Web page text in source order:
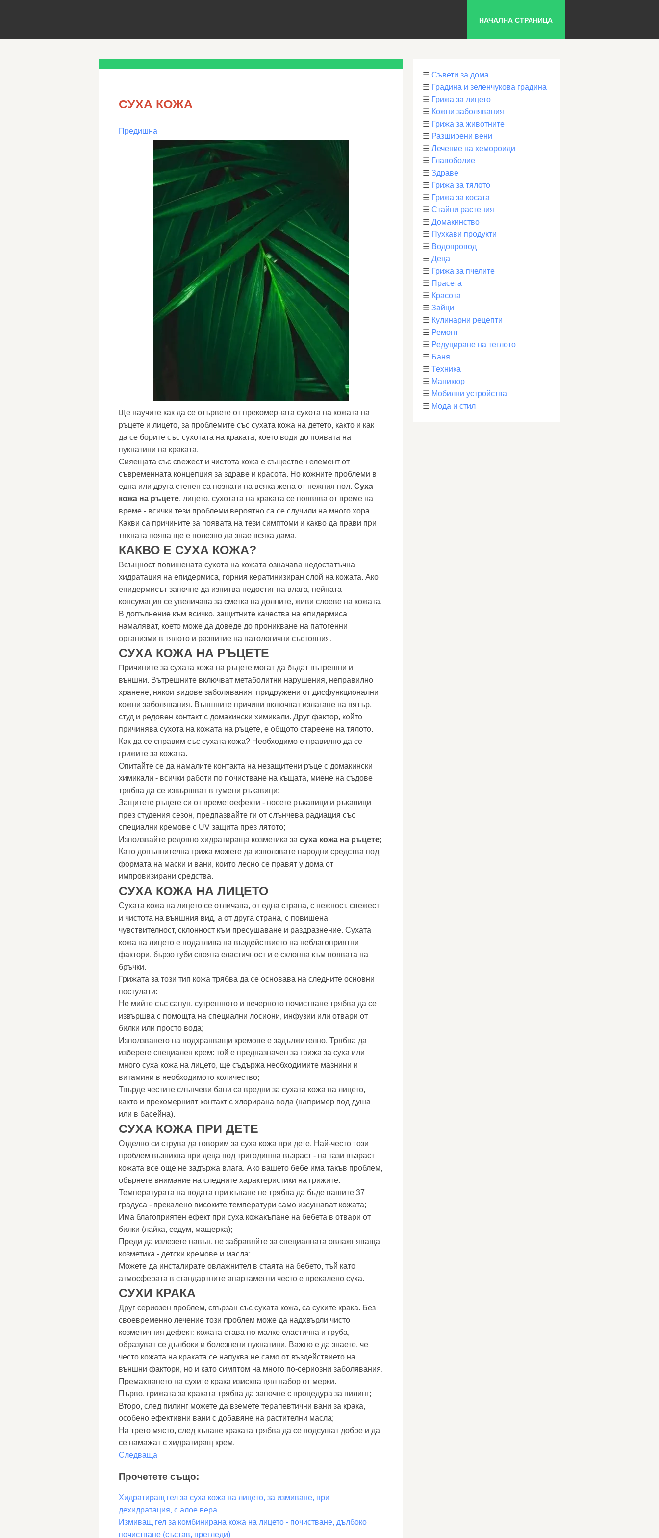
НАЧАЛНА СТРАНИЦА
СУХА КОЖА
Предишна
Ще научите как да се отървете от прекомерната сухота на кожата на
ръцете и лицето, за проблемите със сухата кожа на детето, както и как
да се борите със сухотата на краката, което води до появата на
пукнатини на краката.
Сияещата със свежест и чистота кожа е съществен елемент от
съвременната концепция за здраве и красота. Но кожните проблеми в
една или друга степен са познати на всяка жена от нежния пол. Суха
кожа на ръцете, лицето, сухотата на краката се появява от време на
време - всички тези проблеми вероятно са се случили на много хора.
Какви са причините за появата на тези симптоми и какво да прави при
тяхната поява ще е полезно да знае всяка дама.
КАКВО Е СУХА КОЖА?
Всъщност повишената сухота на кожата означава недостатъчна
хидратация на епидермиса, горния кератинизиран слой на кожата. Ако
епидермисът започне да изпитва недостиг на влага, нейната
консумация се увеличава за сметка на долните, живи слоеве на кожата.
В допълнение към всичко, защитните качества на епидермиса
намаляват, което може да доведе до проникване на патогенни
организми в тялото и развитие на патологични състояния.
СУХА КОЖА НА РЪЦЕТЕ
Причините за сухата кожа на ръцете могат да бъдат вътрешни и
външни. Вътрешните включват метаболитни нарушения, неправилно
хранене, някои видове заболявания, придружени от дисфункционални
кожни заболявания. Външните причини включват излагане на вятър,
студ и редовен контакт с домакински химикали. Друг фактор, който
причинява сухота на кожата на ръцете, е общото стареене на тялото.
Как да се справим със сухата кожа? Необходимо е правилно да се
грижите за кожата.
Опитайте се да намалите контакта на незащитени ръце с домакински
химикали - всички работи по почистване на къщата, миене на съдове
трябва да се извършват в гумени ръкавици;
Защитете ръцете си от времетоефекти - носете ръкавици и ръкавици
през студения сезон, предпазвайте ги от слънчева радиация със
специални кремове с UV защита през лятото;
Използвайте редовно хидратираща козметика за суха кожа на ръцете;
Като допълнителна грижа можете да използвате народни средства под
формата на маски и вани, които лесно се правят у дома от
импровизирани средства.
СУХА КОЖА НА ЛИЦЕТО
Сухата кожа на лицето се отличава, от една страна, с нежност, свежест
и чистота на външния вид, а от друга страна, с повишена
чувствителност, склонност към пресушаване и раздразнение. Сухата
кожа на лицето е податлива на въздействието на неблагоприятни
фактори, бързо губи своята еластичност и е склонна към появата на
бръчки.
Грижата за този тип кожа трябва да се основава на следните основни
постулати:
Не мийте със сапун, сутрешното и вечерното почистване трябва да се
извършва с помощта на специални лосиони, инфузии или отвари от
билки или просто вода;
Използването на подхранващи кремове е задължително. Трябва да
изберете специален крем: той е предназначен за грижа за суха или
много суха кожа на лицето, ще съдържа необходимите мазнини и
витамини в необходимото количество;
Твърде честите слънчеви бани са вредни за сухата кожа на лицето,
както и прекомерният контакт с хлорирана вода (например под душа
или в басейна).
СУХА КОЖА ПРИ ДЕТЕ
Отделно си струва да говорим за суха кожа при дете. Най-често този
проблем възниква при деца под тригодишна възраст - на тази възраст
кожата все още не задържа влага. Ако вашето бебе има такъв проблем,
обърнете внимание на следните характеристики на грижите:
Температурата на водата при къпане не трябва да бъде вашите 37
градуса - прекалено високите температури само изсушават кожата;
Има благоприятен ефект при суха кожакъпане на бебета в отвари от
билки (лайка, седум, мащерка);
Преди да излезете навън, не забравяйте за специалната овлажняваща
козметика - детски кремове и масла;
Можете да инсталирате овлажнител в стаята на бебето, тъй като
атмосферата в стандартните апартаменти често е прекалено суха.
СУХИ КРАКА
Друг сериозен проблем, свързан със сухата кожа, са сухите крака. Без
своевременно лечение този проблем може да надхвърли чисто
козметичния дефект: кожата става по-малко еластична и груба,
образуват се дълбоки и болезнени пукнатини. Важно е да знаете, че
често кожата на краката се напуква не само от въздействието на
външни фактори, но и като симптом на много по-сериозни заболявания.
Премахването на сухите крака изисква цял набор от мерки.
Първо, грижата за краката трябва да започне с процедура за пилинг;
Второ, след пилинг можете да вземете терапевтични вани за крака,
особено ефективни вани с добавяне на растителни масла;
На трето място, след къпане краката трябва да се подсушат добре и да
се намажат с хидратиращ крем.
Следваща
Прочетете също:
Хидратиращ гел за суха кожа на лицето, за измиване, при
дехидратация, с алое вера
Измиващ гел за комбинирана кожа на лицето - почистване, дълбоко
почистване (състав, прегледи)
☰ Съвети за дома
☰ Градина и зеленчукова градина
☰ Грижа за лицето
☰ Кожни заболявания
☰ Грижа за животните
☰ Разширени вени
☰ Лечение на хемороиди
☰ Главоболие
☰ Здраве
☰ Грижа за тялото
☰ Грижа за косата
☰ Стайни растения
☰ Домакинство
☰ Пухкави продукти
☰ Водопровод
☰ Деца
☰ Грижа за пчелите
☰ Прасета
☰ Красота
☰ Зайци
☰ Кулинарни рецепти
☰ Ремонт
☰ Редуциране на теглото
☰ Баня
☰ Техника
☰ Маникюр
☰ Мобилни устройства
☰ Мода и стил